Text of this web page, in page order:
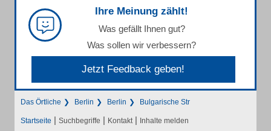
Ihre Meinung zählt!
Was gefällt Ihnen gut?
Was sollen wir verbessern?
Jetzt Feedback geben!
Das Örtliche Berlin Berlin Bulgarische Str
Startseite | Suchbegriffe | Kontakt | Inhalte melden